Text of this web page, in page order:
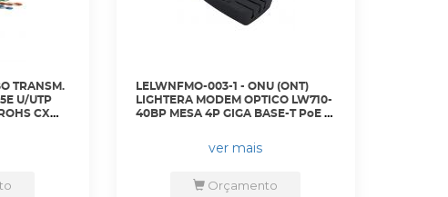
TRANSM.
U/UTP
LELWNFMO-003-1 - ONU (ONT)
LIGHTERA MODEM OPTICO LW710-
40BP MESA 4P GIGA BASE-T PoE -
ver mais
Orçamento